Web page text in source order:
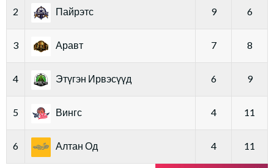
2 Пайрэтс 9 6
3 Аравт 7 8
4 Этүгэн Ирвэсүүд 6 9
5 Вингс 4 11
6 Алтан Од 4 11